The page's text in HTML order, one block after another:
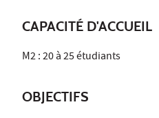
CAPACITÉ D'ACCUEIL
M2 : 20 à 25 étudiants
OBJECTIFS